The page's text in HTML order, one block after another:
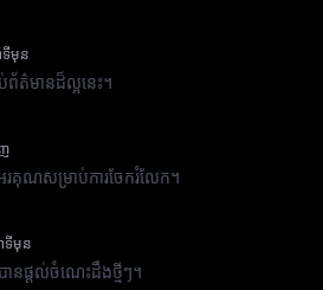
ទីមុន
ត៌មានដ៏ល្អនេះ។
គុណសម្រាប់ការចែករំលែក។
ទីមុន
នផ្តល់ចំណេះដឹងថ្មីៗ។